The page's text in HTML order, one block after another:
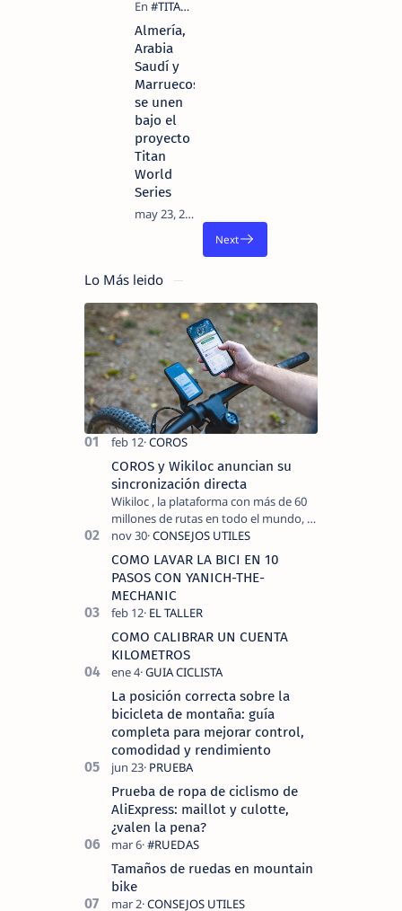
Almería,
Arabia
Saudí y
Marruecos
se unen
bajo el
proyecto
Titan
World
Series
Lo Más leido
COROS y Wikiloc anuncian su
sincronización directa
Wikiloc , la plataforma con más de 60
millones de rutas en todo el mundo, y
COROS , marca de dispositivos GPS
reconocida mundialmente por su
tecnolo…
COMO LAVAR LA BICI EN 10
PASOS CON YANICH-THE-
MECHANIC
COMO CALIBRAR UN CUENTA
KILOMETROS
La posición correcta sobre la
bicicleta de montaña: guía
completa para mejorar control,
comodidad y rendimiento
Prueba de ropa de ciclismo de
AliExpress: maillot y culotte,
¿valen la pena?
Tamaños de ruedas en mountain
bike